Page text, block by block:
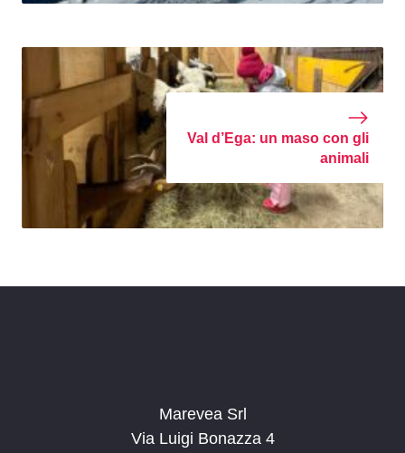
Val d’Ega: un maso con gli
animali
Marevea Srl
Via Luigi Bonazza 4